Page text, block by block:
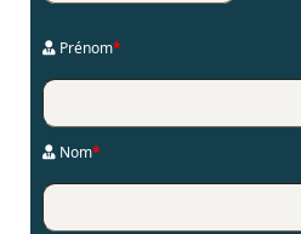
Prénom*
Nom*